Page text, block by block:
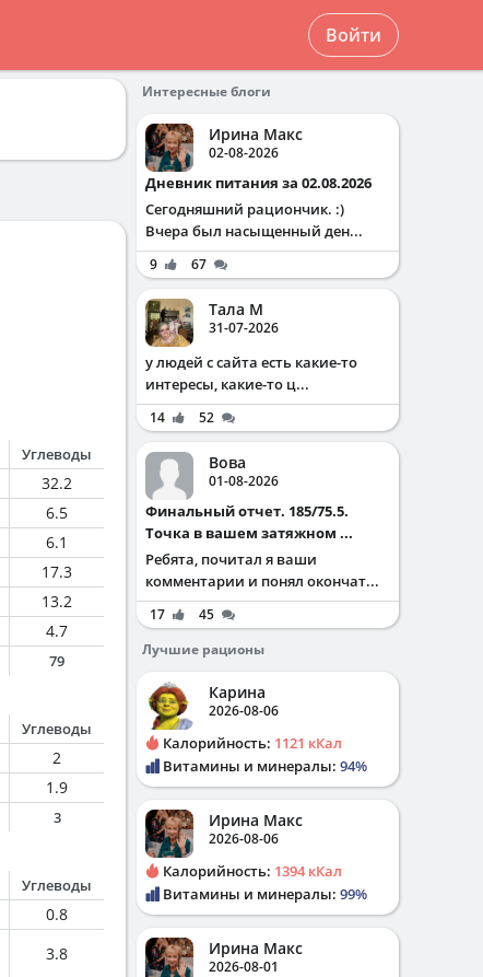
Войти
Углеводы
32.2
6.5
6.1
17.3
13.2
4.7
79
Углеводы
2
1.9
3
Углеводы
0.8
3.8
Интересные блоги
Ирина Макс
02-08-2026
Дневник питания за 02.08.2026
Сегодняшний рациончик. :)
Вчера был насыщенный ден...
9 67
Тала М
31-07-2026
у людей с сайта есть какие-то
интересы, какие-то ц...
14 52
Вова
01-08-2026
Финальный отчет. 185/75.5.
Точка в вашем затяжном ...
Ребята, почитал я ваши
комментарии и понял окончат...
17
45
Лучшие рационы
Карина
2026-08-06
Калорийность: 1121 кКал
Витамины и минералы: 94%
Ирина Макс
2026-08-06
Калорийность: 1394 кКал
Витамины и минералы: 99%
Ирина Макс
2026-08-01